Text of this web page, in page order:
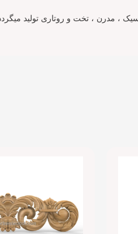
، مدرن ، تخت و روتاری تولید